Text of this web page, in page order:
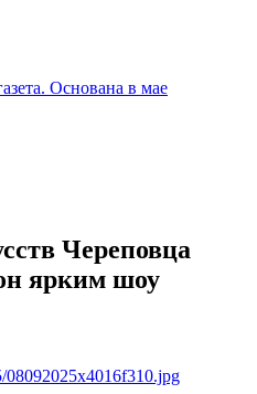
Основана в мае
Череповца
ярким шоу